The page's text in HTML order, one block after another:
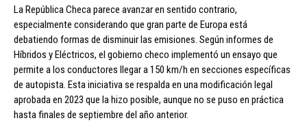
La República Checa parece avanzar en sentido contrario,
especialmente considerando que gran parte de Europa está
debatiendo formas de disminuir las emisiones. Según informes de
Híbridos y Eléctricos, el gobierno checo implementó un ensayo que
permite a los conductores llegar a 150 km/h en secciones específicas
de autopista. Esta iniciativa se respalda en una modificación legal
aprobada en 2023 que la hizo posible, aunque no se puso en práctica
hasta finales de septiembre del año anterior.